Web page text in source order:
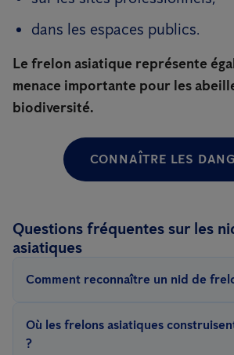
dans les espaces publics.
Le frelon asiatique représente
menace importante pour les
biodiversité.
CONNAÎTRE LES
Questions fréquentes sur les
asiatiques
Comment reconnaître un nid de
ronde ou ovale avec un aspect “papier
Où les frelons asiatiques
?